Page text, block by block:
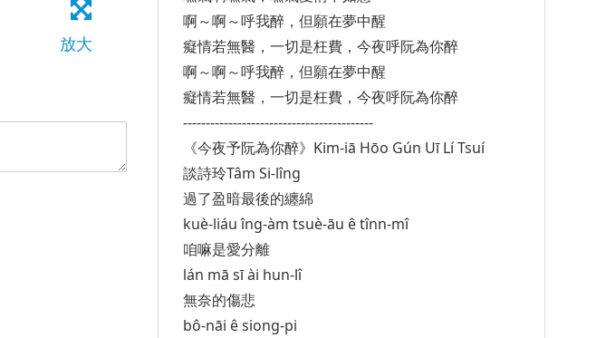
放大
啊～啊～呼我醉，但願在夢中醒
癡情若無醫，一切是枉費，今夜呼阮為你醉
啊～啊～呼我醉，但願在夢中醒
癡情若無醫，一切是枉費，今夜呼阮為你醉
------------------------------------------
《今夜予阮為你醉》Kim-iā Hōo Gún Uī Lí Tsuí
談詩玲Tâm Si-lîng
過了盈暗最後的纏綿
kuè-liáu îng-àm tsuè-āu ê tînn-mî
咱嘛是愛分離
lán mā sī ài hun-lî
無奈的傷悲
bô-nāi ê siong-pi